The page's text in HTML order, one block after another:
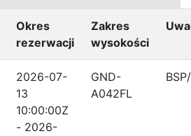
Okres
rezerwacji
Zakres
wysokości
2026-07-
13
10:00:00Z
- 2026-
GND-
A042FL